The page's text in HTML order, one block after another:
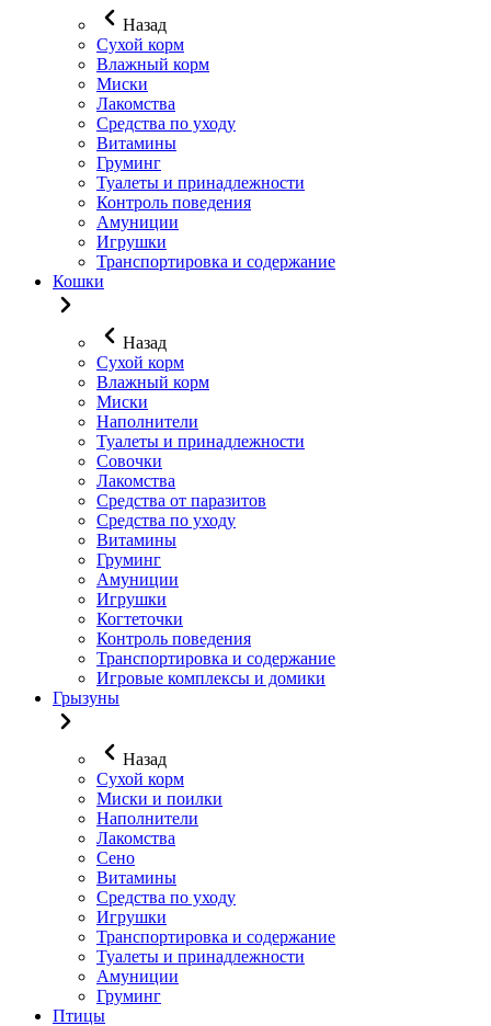
Назад
Сухой корм
Влажный корм
Миски
Лакомства
Средства по уходу
Витамины
Груминг
Туалеты и принадлежности
Контроль поведения
Амуниции
Игрушки
Транспортировка и содержание
Кошки
Назад
Сухой корм
Влажный корм
Миски
Наполнители
Туалеты и принадлежности
Совочки
Лакомства
Средства от паразитов
Средства по уходу
Витамины
Груминг
Амуниции
Игрушки
Когтеточки
Контроль поведения
Транспортировка и содержание
Игровые комплексы и домики
Грызуны
Назад
Сухой корм
Миски и поилки
Наполнители
Лакомства
Сено
Витамины
Средства по уходу
Игрушки
Транспортировка и содержание
Туалеты и принадлежности
Амуниции
Груминг
Птицы